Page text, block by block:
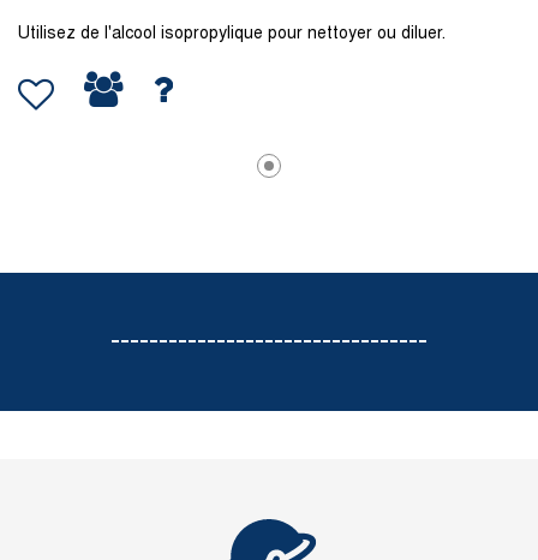
Utilisez de l'alcool isopropylique pour nettoyer ou diluer.
---------------------------------